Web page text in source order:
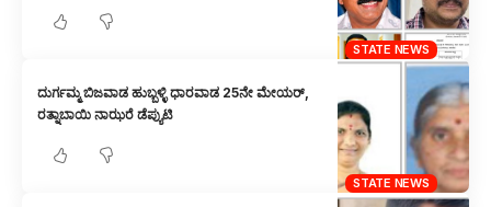
STATE NEWS
STATE NEWS
ದುರ್ಗಮ್ಮ ಬಿಜವಾಡ ಹುಬ್ಬಳ್ಳಿ ಧಾರವಾಡ 25ನೇ ಮೇಯರ್,
ರತ್ನಾಬಾಯಿ ನಾಝರೆ ಡೆಪ್ಯುಟಿ